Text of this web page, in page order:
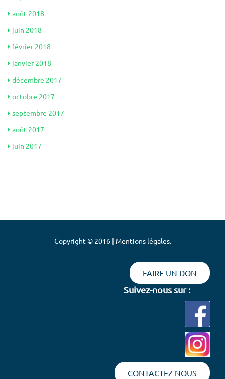
août 2018
juin 2018
février 2018
janvier 2018
décembre 2017
octobre 2017
septembre 2017
août 2017
juin 2017
Copyright © 2016 | Mentions légales.
FAIRE UN DON
Suivez-nous sur :
CONTACTEZ-NOUS